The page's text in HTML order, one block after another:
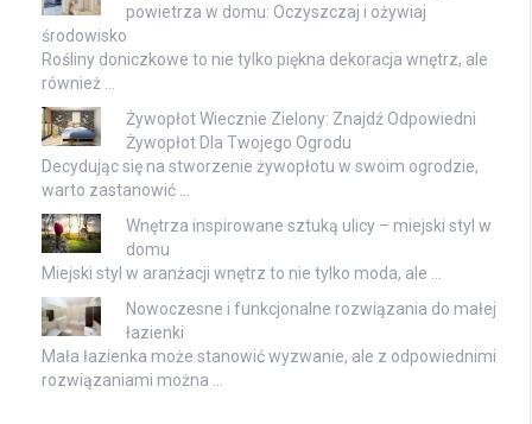
powietrza w domu: Oczyszczaj i ożywiaj
środowisko
Rośliny doniczkowe to nie tylko piękna dekoracja wnętrz, ale
również …
Żywopłot Wiecznie Zielony: Znajdź Odpowiedni
Żywopłot Dla Twojego Ogrodu
Decydując się na stworzenie żywopłotu w swoim ogrodzie,
warto zastanowić …
Wnętrza inspirowane sztuką ulicy – miejski styl w
domu
Miejski styl w aranżacji wnętrz to nie tylko moda, ale …
Nowoczesne i funkcjonalne rozwiązania do małej
łazienki
Mała łazienka może stanowić wyzwanie, ale z odpowiednimi
rozwiązaniami można …